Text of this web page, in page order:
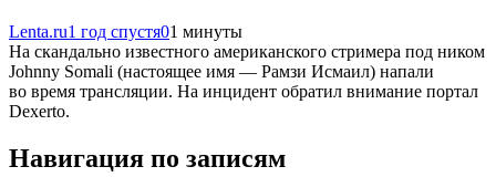
Lenta.ru1 год спустя01 минуты
На скандально известного американского стримера под ником
Johnny Somali (настоящее имя — Рамзи Исмаил) напали
во время трансляции. На инцидент обратил внимание портал
Dexerto.
Навигация по записям